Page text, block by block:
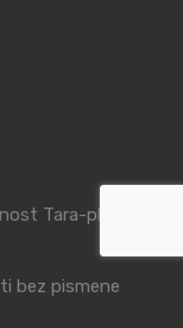
Tara-planina /
bez pismene